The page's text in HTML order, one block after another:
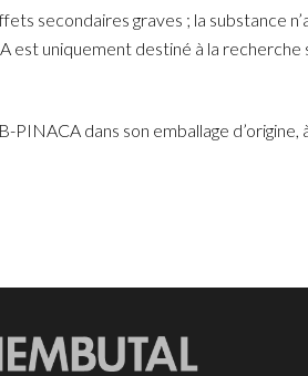
secondaires graves ; la substance
uniquement destiné à la recherche
dans son emballage d’origine,